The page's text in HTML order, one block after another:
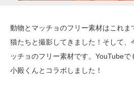
動物とマッチョのフリー素材はこれま
猫たちと撮影してきました！そして、
ッチョのフリー素材です。YouTube
小殿くんとコラボしました！